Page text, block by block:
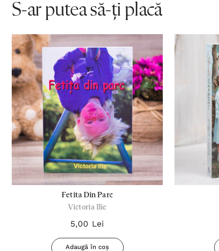
S-ar putea să-ți placă
Fetita Din Parc
Victoria Ilie
5,00 Lei
Adaugă în coș